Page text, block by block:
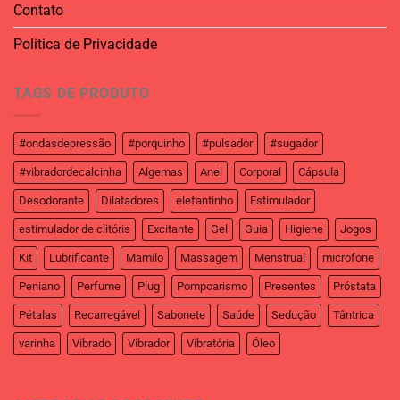
Contato
Politica de Privacidade
TAGS DE PRODUTO
#ondasdepressão #porquinho #pulsador #sugador
#vibradordecalcinha Algemas Anel Corporal Cápsula
Desodorante Dilatadores elefantinho Estimulador
estimulador de clitóris Excitante Gel Guia Higiene Jogos
Kit Lubrificante Mamilo Massagem Menstrual microfone
Peniano Perfume Plug Pompoarismo Presentes Próstata
Pétalas Recarregável Sabonete Saúde Sedução Tântrica
varinha Vibrado Vibrador Vibratória Óleo